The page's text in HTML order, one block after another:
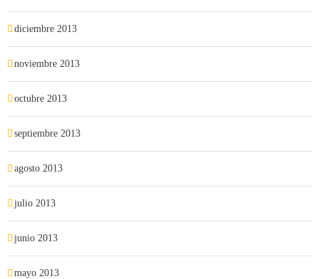
diciembre 2013
noviembre 2013
octubre 2013
septiembre 2013
agosto 2013
julio 2013
junio 2013
mayo 2013